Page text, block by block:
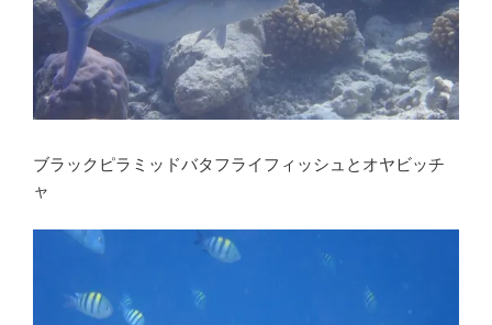
ブラックピラミッドバタフライフィッシュとオヤビッチ
ャ